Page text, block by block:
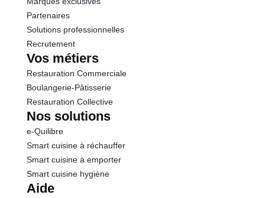
Partenaires
Solutions professionnelles
Recrutement
Vos métiers
Restauration Commerciale
Boulangerie-Pâtisserie
Restauration Collective
Nos solutions
e-Quilibre
Smart cuisine à réchauffer
Smart cuisine à emporter
Smart cuisine hygiène
Aide